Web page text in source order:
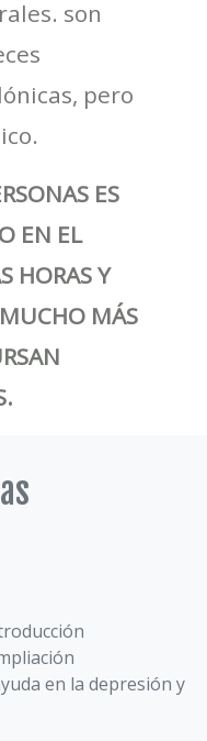
son
pero
ES
EN EL
HORAS Y
MÁS
en la depresión y